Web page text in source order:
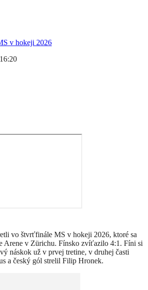
v hokeji 2026
vo štvrťfinále MS v hokeji 2026, ktoré sa
Arene v Zürichu. Fínsko zvíťazilo 4:1. Fíni si
náskok už v prvej tretine, v druhej časti
a český gól strelil Filip Hronek.